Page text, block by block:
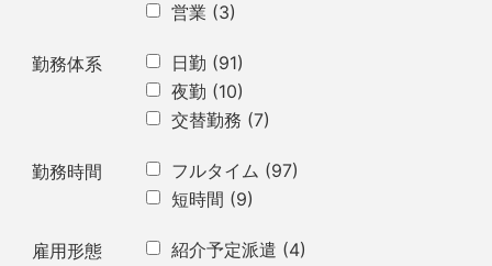
営業 (3)
勤務体系 日勤 (91)
夜勤 (10)
交替勤務 (7)
勤務時間 フルタイム (97)
短時間 (9)
雇用形態 紹介予定派遣 (4)